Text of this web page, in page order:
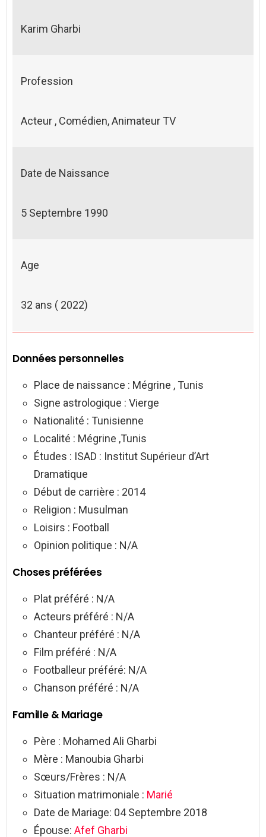
Karim Gharbi
Profession
Acteur , Comédien, Animateur TV
Date de Naissance
5 Septembre 1990
Age
32 ans ( 2022)
Données personnelles
Place de naissance : Mégrine , Tunis
Signe astrologique : Vierge
Nationalité : Tunisienne
Localité : Mégrine ,Tunis
Études : ISAD : Institut Supérieur d’Art
Dramatique
Début de carrière : 2014
Religion : Musulman
Loisirs : Football
Opinion politique : N/A
Choses préférées
Plat préféré : N/A
Acteurs préféré : N/A
Chanteur préféré : N/A
Film préféré : N/A
Footballeur préféré: N/A
Chanson préféré : N/A
Famille & Mariage
Père : Mohamed Ali Gharbi
Mère : Manoubia Gharbi
Sœurs/Frères : N/A
Situation matrimoniale : Marié
Date de Mariage: 04 Septembre 2018
Épouse: Afef Gharbi